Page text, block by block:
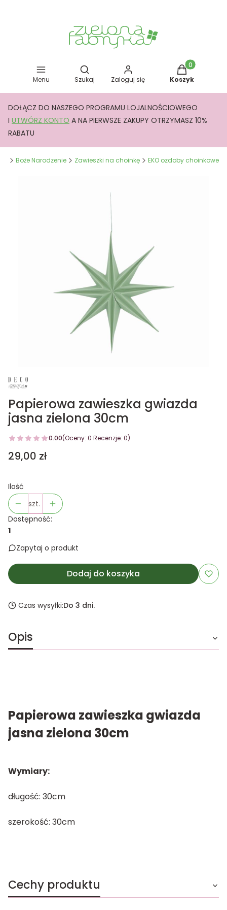
Menu
Otwórz wyszukiwarkę
Szukaj Zaloguj się
Produkty w
Koszyk
DOŁĄCZ DO NASZEGO PROGRAMU LOJALNOŚCIOWEGO
I UTWÓRZ KONTO A NA PIERWSZE ZAKUPY OTRZYMASZ 10%
RABATU
Boże Narodzenie Zawieszki na choinkę EKO ozdoby choinkowe
Papierowa zawieszka gwiazda
jasna zielona 30cm
0.00(Oceny: 0 Recenzje: 0)
Cena
29,00 zł
Ilość
szt.
Dostępność:
1
Zapytaj o produkt
Dodaj do koszyka
Czas wysyłki:Do 3 dni.
Opis
Papierowa zawieszka gwiazda
jasna zielona 30cm
Wymiary:
długość: 30cm
szerokość: 30cm
Cechy produktu